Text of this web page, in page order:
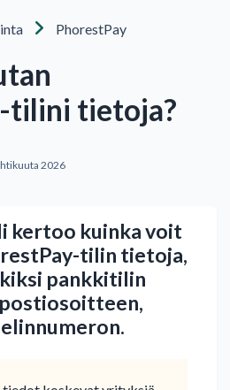
PhorestPay
tilini tietoja?
2026
kertoo kuinka voit
tilin tietoja,
pankkitilin